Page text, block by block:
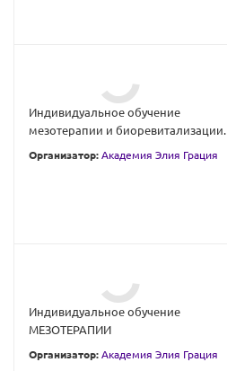
Индивидуальное обучение
мезотерапии и биоревитализации.
Организатор: Академия Элия Грация
Индивидуальное обучение
МЕЗОТЕРАПИИ
Организатор: Академия Элия Грация